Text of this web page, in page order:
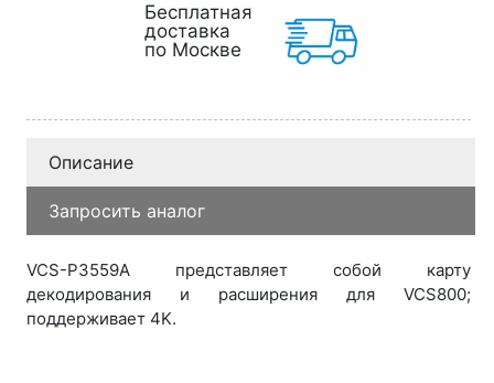
Бесплатная
доставка
по Москве
Описание
Запросить аналог
VCS-P3559A представляет собой карту
декодирования и расширения для VCS800;
поддерживает 4K.